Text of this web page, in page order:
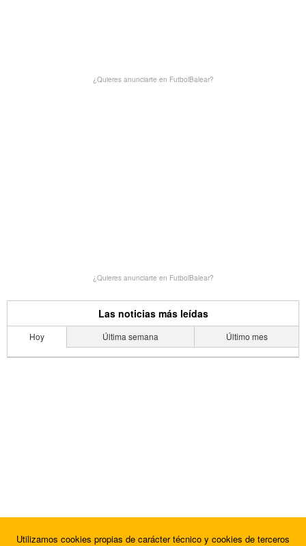
¿Quieres anunciarte en FutbolBalear?
¿Quieres anunciarte en FutbolBalear?
Las noticias más leídas
Hoy Última semana Último mes
Utilizamos cookies propias de carácter técnico y cookies de terceros